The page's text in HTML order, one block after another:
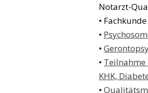
Notarzt-
•
•
•
• Teilnahme
KHK,
•